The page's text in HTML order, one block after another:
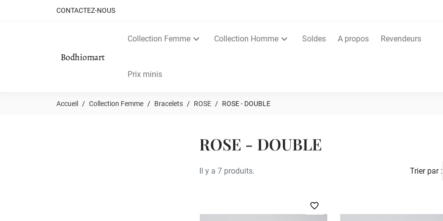
CONTACTEZ-NOUS
Collection Femme Collection Homme Soldes A propos Revendeurs
Prix minis
Accueil Collection Femme Bracelets ROSE ROSE - DOUBLE
ROSE - DOUBLE
Il y a 7 produits. Trier par :
favorite_border